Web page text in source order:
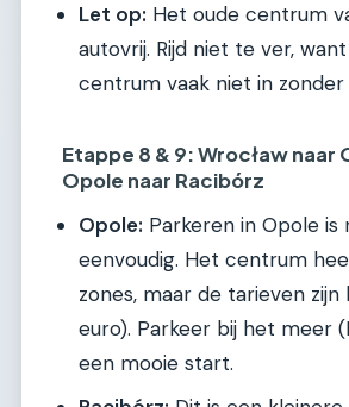
Let op: Het oude centrum
autovrij. Rijd niet te ver,
centrum vaak niet in zonder
Etappe 8 & 9: Wrocław naar
Opole naar Racibórz
Opole: Parkeren in Opole is
eenvoudig. Het centrum
zones, maar de tarieven zijn
euro). Parkeer bij het meer
een mooie start.